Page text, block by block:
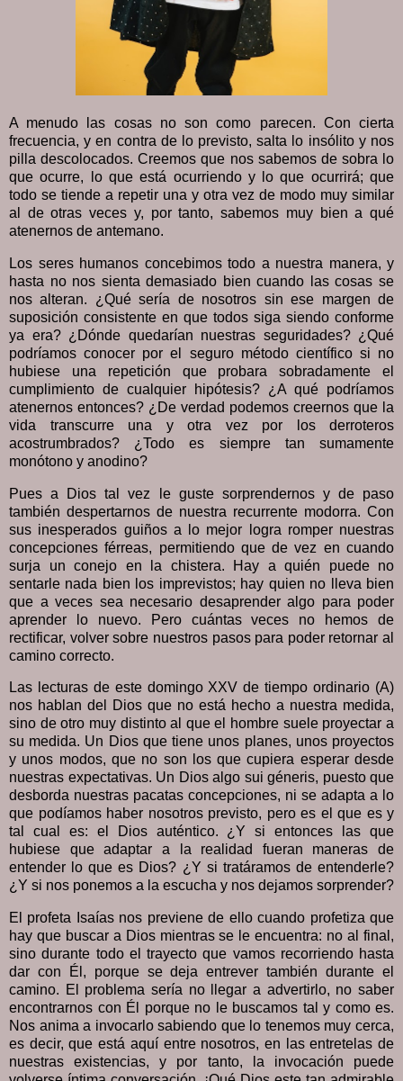
A menudo las cosas no son como parecen. Con cierta
frecuencia, y en contra de lo previsto, salta lo insólito y nos
pilla descolocados. Creemos que nos sabemos de sobra lo
que ocurre, lo que está ocurriendo y lo que ocurrirá; que
todo se tiende a repetir una y otra vez de modo muy similar
al de otras veces y, por tanto, sabemos muy bien a qué
atenernos de antemano.
Los seres humanos concebimos todo a nuestra manera, y
hasta no nos sienta demasiado bien cuando las cosas se
nos alteran. ¿Qué sería de nosotros sin ese margen de
suposición consistente en que todos siga siendo conforme
ya era? ¿Dónde quedarían nuestras seguridades? ¿Qué
podríamos conocer por el seguro método científico si no
hubiese una repetición que probara sobradamente el
cumplimiento de cualquier hipótesis? ¿A qué podríamos
atenernos entonces? ¿De verdad podemos creernos que la
vida transcurre una y otra vez por los derroteros
acostrumbrados? ¿Todo es siempre tan sumamente
monótono y anodino?
Pues a Dios tal vez le guste sorprendernos y de paso
también despertarnos de nuestra recurrente modorra. Con
sus inesperados guiños a lo mejor logra romper nuestras
concepciones férreas, permitiendo que de vez en cuando
surja un conejo en la chistera. Hay a quién puede no
sentarle nada bien los imprevistos; hay quien no lleva bien
que a veces sea necesario desaprender algo para poder
aprender lo nuevo. Pero cuántas veces no hemos de
rectificar, volver sobre nuestros pasos para poder retornar al
camino correcto.
Las lecturas de este domingo XXV de tiempo ordinario (A)
nos hablan del Dios que no está hecho a nuestra medida,
sino de otro muy distinto al que el hombre suele proyectar a
su medida. Un Dios que tiene unos planes, unos proyectos
y unos modos, que no son los que cupiera esperar desde
nuestras expectativas. Un Dios algo sui géneris, puesto que
desborda nuestras pacatas concepciones, ni se adapta a lo
que podíamos haber nosotros previsto, pero es el que es y
tal cual es: el Dios auténtico. ¿Y si entonces las que
hubiese que adaptar a la realidad fueran maneras de
entender lo que es Dios? ¿Y si tratáramos de entenderle?
¿Y si nos ponemos a la escucha y nos dejamos sorprender?
El profeta Isaías nos previene de ello cuando profetiza que
hay que buscar a Dios mientras se le encuentra: no al final,
sino durante todo el trayecto que vamos recorriendo hasta
dar con Él, porque se deja entrever también durante el
camino. El problema sería no llegar a advertirlo, no saber
encontrarnos con Él porque no le buscamos tal y como es.
Nos anima a invocarlo sabiendo que lo tenemos muy cerca,
es decir, que está aquí entre nosotros, en las entretelas de
nuestras existencias, y por tanto, la invocación puede